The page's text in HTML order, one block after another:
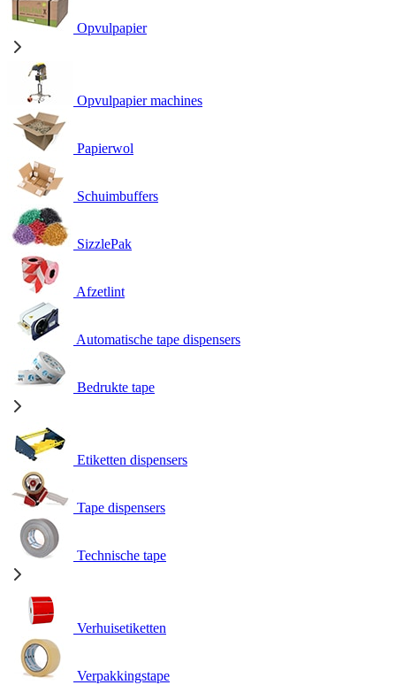
Opvulpapier
Opvulpapier machines
Papierwol
Schuimbuffers
SizzlePak
Afzetlint
Automatische tape dispensers
Bedrukte tape
Etiketten dispensers
Tape dispensers
Technische tape
Verhuisetiketten
Verpakkingstape